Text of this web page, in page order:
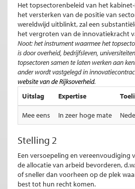
Het topsectorenbeleid van het
het versterken van de positie van
wereldwijd uitblinkt, zal een
het vergroten van de innovatiekracht
Noot: het instrument waarmee het
is door overheid, bedrijfsleven,
topsectoren samen te laten werken aan
ander wordt vastgelegd in
website van de Rijksoverheid.
Uitslag
Expertise
Mee eens In zeer hoge mate
Stelling 2
Een versoepeling en vereenvoudiging
de allocatie van arbeid bevorderen,
of sneller dan voorheen op de plek
best tot hun recht komen.